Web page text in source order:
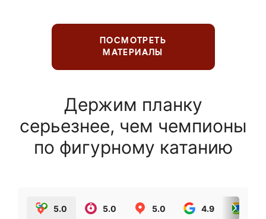
ПОСМОТРЕТЬ
МАТЕРИАЛЫ
Держим планку
серьезнее, чем чемпионы
по фигурному катанию
5.0 5.0 5.0 4.9